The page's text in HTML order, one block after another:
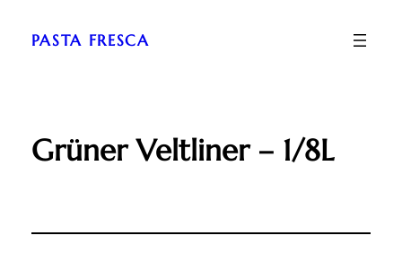
Inhalt
springen
PASTA FRESCA
Grüner Veltliner – 1/8L